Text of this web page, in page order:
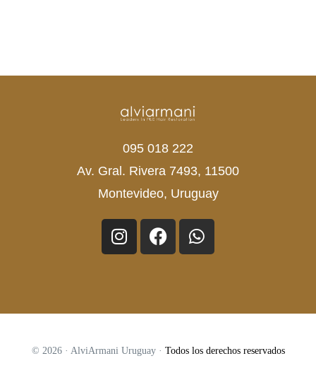
095 018 222
Av. Gral. Rivera 7493, 11500
Montevideo, Uruguay
© 2026 · AlviArmani Uruguay · Todos los derechos reservados
¡EVALUACIÓN GRATIS!